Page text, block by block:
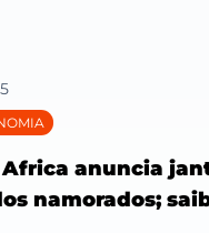
Africa anuncia
namorados;